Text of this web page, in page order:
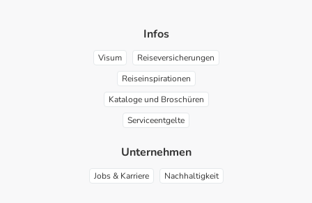
Infos
Visum
Reiseversicherungen
Reiseinspirationen
Kataloge und Broschüren
Serviceentgelte
Unternehmen
Jobs & Karriere Nachhaltigkeit